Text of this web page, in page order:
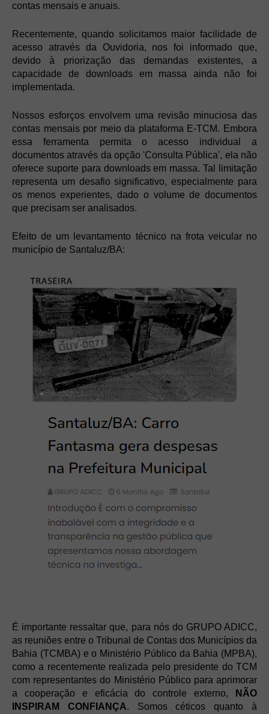
contas mensais e anuais.
Recentemente, quando solicitamos maior facilidade de
acesso através da Ouvidoria, nos foi informado que,
devido à priorização das demandas existentes, a
capacidade de downloads em massa ainda não foi
implementada.
Nossos esforços envolvem uma revisão minuciosa das
contas mensais por meio da plataforma E-TCM. Embora
essa ferramenta permita o acesso individual a
documentos através da opção 'Consulta Pública', ela não
oferece suporte para downloads em massa. Tal limitação
representa um desafio significativo, especialmente para
os menos experientes, dado o volume de documentos
que precisam ser analisados.
Efeito de um levantamento técnico na frota veicular no
município de Santaluz/BA:
É importante ressaltar que, para nós do GRUPO ADICC,
as reuniões entre o Tribunal de Contas dos Municípios da
Bahia (TCMBA) e o Ministério Público da Bahia (MPBA),
como a recentemente realizada pelo presidente do TCM
com representantes do Ministério Público para aprimorar
a cooperação e eficácia do controle externo,
NÃO
INSPIRAM CONFIANÇA. Somos céticos quanto à